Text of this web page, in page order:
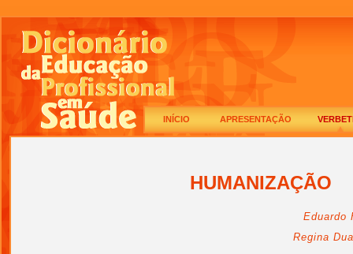
INÍCIO APRESENTAÇÃO
HUMANIZAÇÃO
Eduardo
Regina